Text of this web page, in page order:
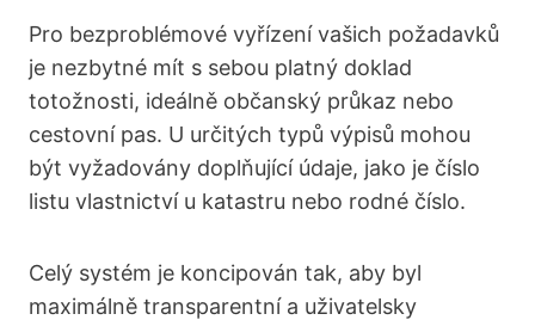
Pro bezproblémové vyřízení vašich požadavků
je nezbytné mít s sebou platný doklad
totožnosti, ideálně občanský průkaz nebo
cestovní pas. U určitých typů výpisů mohou
být vyžadovány doplňující údaje, jako je číslo
listu vlastnictví u katastru nebo rodné číslo.
Celý systém je koncipován tak, aby byl
maximálně transparentní a uživatelsky